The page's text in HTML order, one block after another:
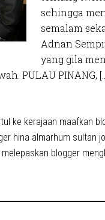
sehingga
semalam
Adnan
yang gila
PULAU PINANG,
ke kerajaan maafkan
hina almarhum sultan
melepaskan blogger